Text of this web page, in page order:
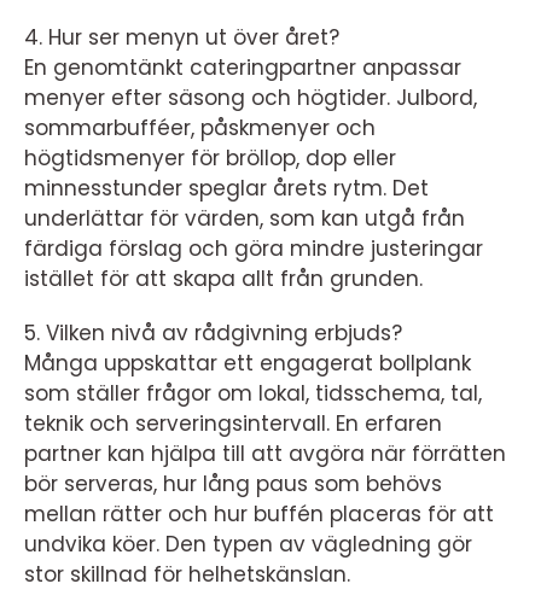
4. Hur ser menyn ut över året?
En genomtänkt cateringpartner anpassar
menyer efter säsong och högtider. Julbord,
sommarbufféer, påskmenyer och
högtidsmenyer för bröllop, dop eller
minnesstunder speglar årets rytm. Det
underlättar för värden, som kan utgå från
färdiga förslag och göra mindre justeringar
istället för att skapa allt från grunden.
5. Vilken nivå av rådgivning erbjuds?
Många uppskattar ett engagerat bollplank
som ställer frågor om lokal, tidsschema, tal,
teknik och serveringsintervall. En erfaren
partner kan hjälpa till att avgöra när förrätten
bör serveras, hur lång paus som behövs
mellan rätter och hur buffén placeras för att
undvika köer. Den typen av vägledning gör
stor skillnad för helhetskänslan.